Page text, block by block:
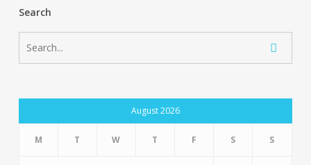
Search
August 2026
M T W T F S S